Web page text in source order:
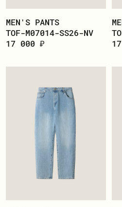
ПОКУПАТЕЛЮ
РЕКВИЗИТЫ
КОНТАКТЫ
ОБМЕН И ВОЗВРАТ
ДОКУМЕНТЫ
MEN'S PANTS
TOF-M07014-SS26-NV
17 000 ₽